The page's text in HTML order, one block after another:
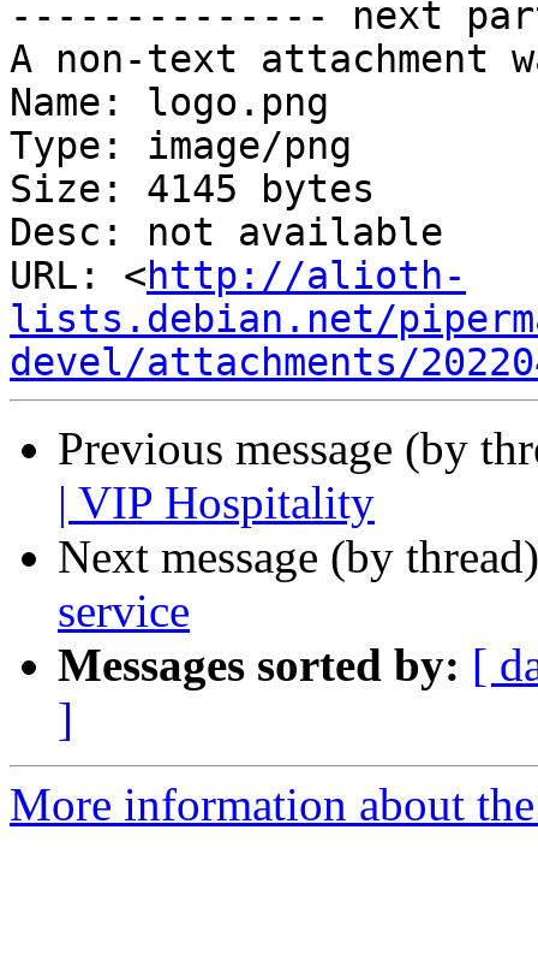
-------------- next
A non-text attachment
Name: logo.png
Type: image/png
Size: 4145 bytes
Desc: not available
URL: <http://alioth-
lists.debian.net/
devel/attachments/
Previous message (by
| VIP Hospitality
Next message (by
service
Messages sorted by: [
]
More information about